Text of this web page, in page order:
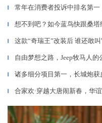
▎ 常年在消费者投诉中排名第
▎ 想不到吧？如今蓝鸟快跟桑
▎ 这款“奇瑞王”改装后 谁还敢叫
▎ 自由梦想之路，Jeep牧马人的
▎ 诸多细分项目第一，长城炮获
▎ 合家欢·穿越大唐闹新春，华